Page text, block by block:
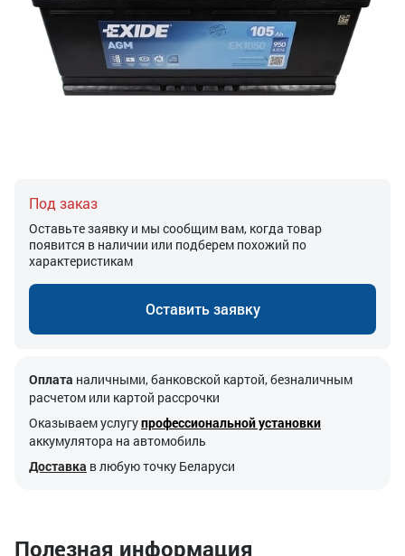
Под заказ
Оставьте заявку и мы сообщим вам, когда товар
появится в наличии или подберем похожий по
характеристикам
Оставить заявку
Оплата наличными, банковской картой, безналичным
расчетом или картой рассрочки
Оказываем услугупрофессиональной установки
аккумулятора на автомобиль
Доставка в любую точку Беларуси
Полезная информация